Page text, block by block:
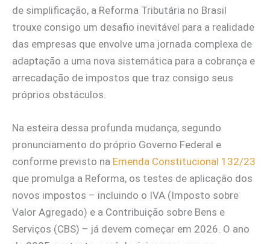
de simplificação, a Reforma Tributária no Brasil
trouxe consigo um desafio inevitável para a realidade
das empresas que envolve uma jornada complexa de
adaptação a uma nova sistemática para a cobrança e
arrecadação de impostos que traz consigo seus
próprios obstáculos.
Na esteira dessa profunda mudança, segundo
pronunciamento do próprio Governo Federal e
conforme previsto na Emenda Constitucional 132/23
que promulga a Reforma, os testes de aplicação dos
novos impostos – incluindo o IVA (Imposto sobre
Valor Agregado) e a Contribuição sobre Bens e
Serviços (CBS) – já devem começar em 2026. O ano